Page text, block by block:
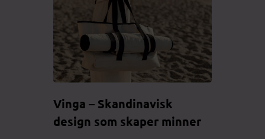
Vinga – Skandinavisk
design som skaper minner